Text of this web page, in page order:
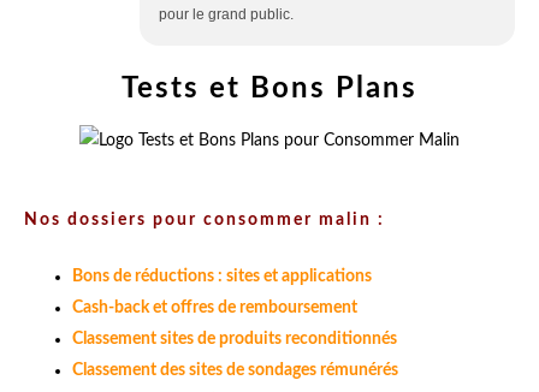
pour le grand public.
Tests et Bons Plans
Nos dossiers pour consommer malin :
Bons de réductions : sites et applications
Cash-back et offres de remboursement
Classement sites de produits reconditionnés
Classement des sites de sondages rémunérés